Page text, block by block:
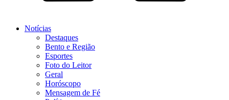
Notícias
Destaques
Bento e Região
Esportes
Foto do Leitor
Geral
Horóscopo
Mensagem de Fé